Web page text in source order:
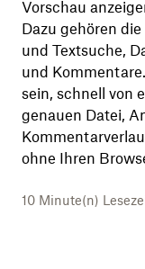
Vorschau
Dazu gehören
und Textsuche,
und
sein, schnell von
genauen Datei,
ohne Ihren
10 Minute(n)